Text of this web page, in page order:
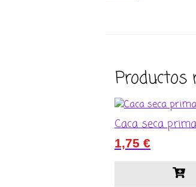
Productos
Caca seca
1,75 €